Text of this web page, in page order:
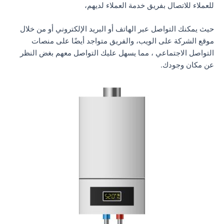
للعملاء للاتصال بفريق خدمة العملاء لديهم،
حيث يمكنك التواصل عبر الهاتف أو البريد الإلكتروني أو من خلال
موقع الشركة على الويب، والفريق متواجد أيضًا على منصات
التواصل الاجتماعي ، مما يسهل عليك التواصل معهم بغض النظر
عن مكان وجودك.